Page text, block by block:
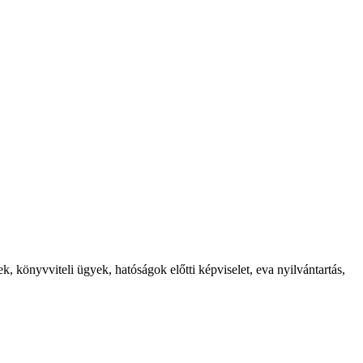
könyvviteli ügyek, hatóságok előtti képviselet, eva nyilvántartás,